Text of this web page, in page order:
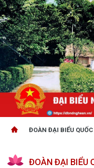
ĐOÀN ĐẠI BIỂU QUỐC
ĐOÀN ĐẠI BIỂU